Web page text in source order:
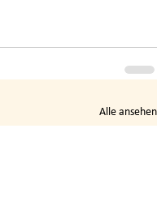
Alle ansehen